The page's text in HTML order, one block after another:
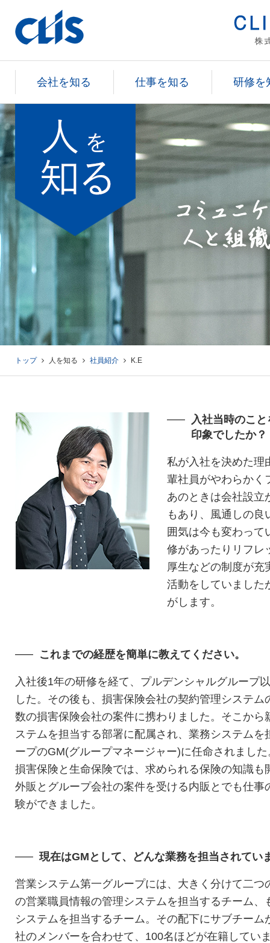
会社を知る 仕事を知る 研修を
トップ 人を知る 社員紹介 K.E
入社当時のこ
印象でしたか？
私が入社を決めた理
輩社員がやわらかく
あのときは会社設立
もあり、風通しの良
囲気は今も変わって
修があったりリフレ
厚生などの制度が充
活動をしていました
がします。
これまでの経歴を簡単に教えてください。
入社後1年の研修を経て、プルデンシャルグループ
した。その後も、損害保険会社の契約管理システ
数の損害保険会社の案件に携わりました。そこか
ステムを担当する部署に配属され、業務システム
ープのGM(グループマネージャー)に任命されました
損害保険と生命保険では、求められる保険の知識
外販とグループ会社の案件を受ける内販とでも仕
験ができました。
現在はGMとして、どんな業務を担当されてい
営業システム第一グループには、大きく分けて二
の営業職員情報の管理システムを担当するチーム
システムを担当するチーム。その配下にサブチー
社のメンバーを合わせて、100名ほどが在籍してい